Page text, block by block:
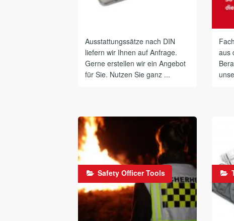
Ausstattungssätze nach DIN
liefern wir Ihnen auf Anfrage.
Gerne erstellen wir ein Angebot
für Sie. Nutzen Sie ganz ...
aus
Safety Officer Tools